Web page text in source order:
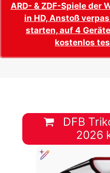
ARD- & ZDF-Spiele der
in HD, Anstoß
starten, auf 4
kostenlos
DFB
2026